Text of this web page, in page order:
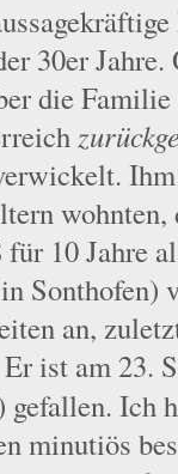
30er
die
10 Jahre
Sonthofen)
an,
ist am 23.
Ich
minutiös